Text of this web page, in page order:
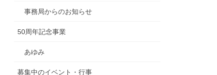
事務局からのお知らせ
50周年記念事業
あゆみ
募集中のイベント・行事